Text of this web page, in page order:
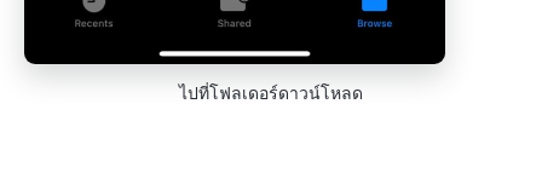
ไปที่โฟลเดอร์ดาวน์โหลด